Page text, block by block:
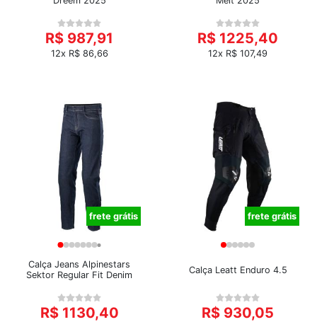
R$ 987,91
12x R$ 86,66
R$ 1225,40
12x R$ 107,49
frete grátis
Calça Jeans Alpinestars
Sektor Regular Fit Denim
R$ 1130,40
frete grátis
Calça Leatt Enduro 4.5
R$ 930,05